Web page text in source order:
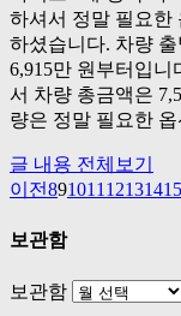
하셔서 정말 필요한
하셨습니다. 차량
6,915만 원부터입니
서 차량 총금액은
량은 정말 필요한
글 내용 전체보기
이전891011 12131415
보관함
보관함